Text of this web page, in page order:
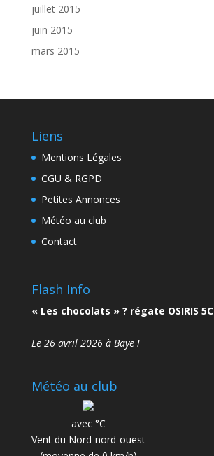
juillet 2015
juin 2015
mars 2015
Liens
Mentions Légales
CGU & RGPD
Petites Annonces
Météo au club
Contact
Flash Info
« Les chocolats » ? régate OSIRIS 5C
Le 26 avril 2026 à Baye !
Météo au club
avec °C
Vent du Nord-nord-ouest